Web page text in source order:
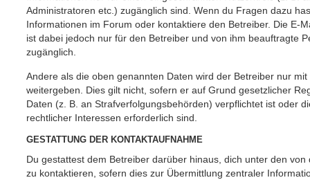
Administratoren etc.) zugänglich sind. Wenn du Fragen dazu
Informationen im Forum oder kontaktiere den Betreiber. Die E-
ist dabei jedoch nur für den Betreiber und von ihm beauftragte
zugänglich.
Andere als die oben genannten Daten wird der Betreiber nur
weitergeben. Dies gilt nicht, sofern er auf Grund gesetzlicher
Daten (z. B. an Strafverfolgungsbehörden) verpflichtet ist oder
rechtlicher Interessen erforderlich sind.
GESTATTUNG DER KONTAKTAUFNAHME
Du gestattest dem Betreiber darüber hinaus, dich unter den
zu kontaktieren, sofern dies zur Übermittlung zentraler